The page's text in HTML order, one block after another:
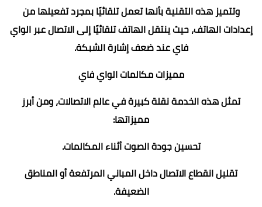
وتتميز هذه التقنية بأنها تعمل تلقائيًا بمجرد تفعيلها من
إعدادات الهاتف، حيث ينتقل الهاتف تلقائيًا إلى الاتصال عبر الواي
فاي عند ضعف إشارة الشبكة.
مميزات مكالمات الواي فاي
تمثل هذه الخدمة نقلة كبيرة في عالم الاتصالات، ومن أبرز
مميزاتها:
تحسين جودة الصوت أثناء المكالمات.
تقليل انقطاع الاتصال داخل المباني المرتفعة أو المناطق
الضعيفة.